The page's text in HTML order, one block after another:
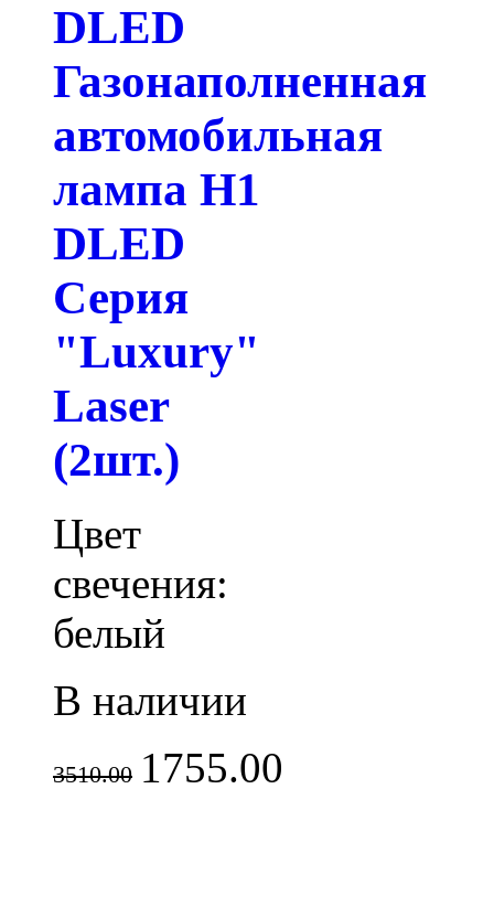
DLED
Газонаполненная
автомобильная
лампа H1
DLED
Серия
"Luxury"
Laser
(2шт.)
Цвет
свечения:
белый
В наличии
3510.00 1755.00